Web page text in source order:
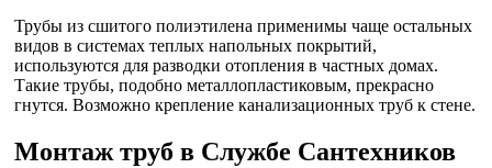
Трубы из сшитого полиэтилена применимы чаще остальных
видов в системах теплых напольных покрытий,
используются для разводки отопления в частных домах.
Такие трубы, подобно металлопластиковым, прекрасно
гнутся. Возможно крепление канализационных труб к стене.
Монтаж труб в Службе Сантехников